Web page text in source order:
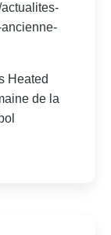
Heated
de la